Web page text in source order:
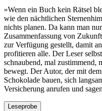
»Wenn ein Buch kein Rätsel
wie den nächtlichen
nichts planen. Da kann man
Zusammenfassung von
zur Ver­fügung gestellt, damit
profitieren alle. Der Leser
schnaubend, mal zustimmend,
bewegt. Der Autor, der mit
Schokolade bauen, sich
Versicherung anrufen und
Leseprobe